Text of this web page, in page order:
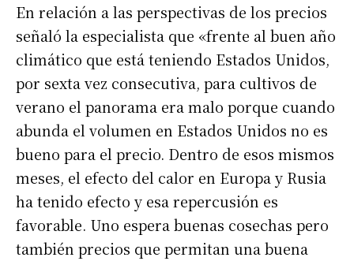
Suscribirme gratis
Nombre
Apellidos
En relación a las perspectivas de los precios
señaló la especialista que «frente al buen año
climático que está teniendo Estados Unidos,
por sexta vez consecutiva, para cultivos de
verano el panorama era malo porque cuando
abunda el volumen en Estados Unidos no es
bueno para el precio. Dentro de esos mismos
meses, el efecto del calor en Europa y Rusia
ha tenido efecto y esa repercusión es
favorable. Uno espera buenas cosechas pero
también precios que permitan una buena